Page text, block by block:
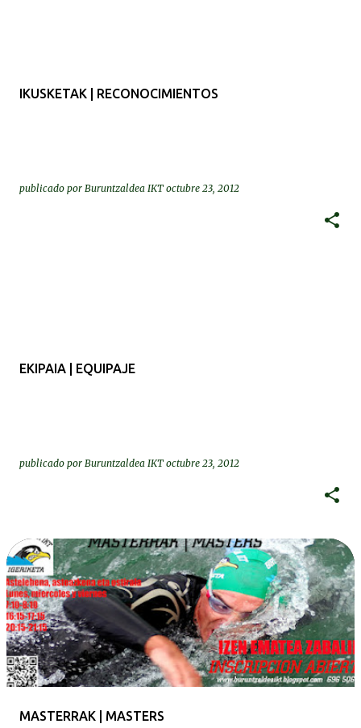
IKUSKETAK | RECONOCIMIENTOS
publicado por Buruntzaldea IKT octubre 23, 2012
EKIPAIA | EQUIPAJE
publicado por Buruntzaldea IKT octubre 23, 2012
MASTERRAK | MASTERS